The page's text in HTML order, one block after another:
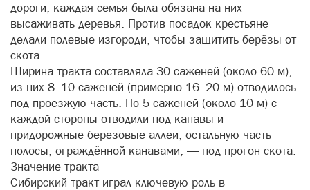
дороги, каждая семья была обязана на них
высаживать деревья. Против посадок крестьяне
делали полевые изгороди, чтобы защитить берёзы от
скота.
Ширина тракта составляла 30 саженей (около 60 м),
из них 8–10 саженей (примерно 16–20 м) отводилось
под проезжую часть. По 5 саженей (около 10 м) с
каждой стороны отводили под канавы и
придорожные берёзовые аллеи, остальную часть
полосы, ограждённой канавами, — под прогон скота.
Значение тракта
Сибирский тракт играл ключевую роль в